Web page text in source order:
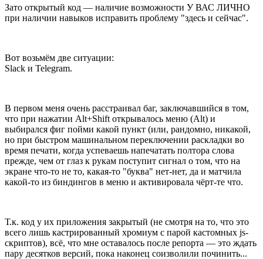
Зато открытый код — наличие возможности У ВАС ЛИЧНО
при наличии навыков исправить проблему "здесь и сейчас".
Вот возьмём две ситуации:
Slack и Telegram.
В первом меня очень расстраивал баг, заключавшийся в том,
что при нажатии Alt+Shift открывалось меню (Alt) и
выбирался фиг пойми какой пункт (или, рандомно, никакой,
но при быстром машинальном переключении раскладки во
время печати, когда успеваешь напечатать полтора слова
прежде, чем от глаз к рукам поступит сигнал о том, что на
экране что-то не то, какая-то "буква" нет-нет, да и матчила
какой-то из биндингов в меню и активировала чёрт-те что.
Т.к. код у их приложения закрытый (не смотря на то, что это
всего лишь кастрированный хромиум с парой кастомных js-
скриптов), всё, что мне оставалось после репорта — это ждать
пару десятков версий, пока наконец соизволили починить...